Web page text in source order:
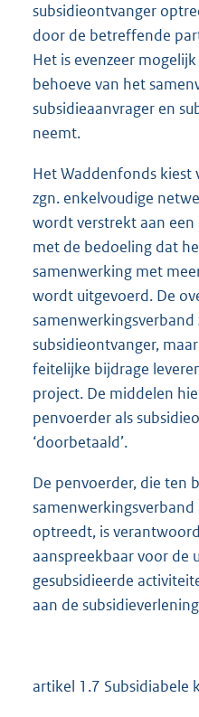
subsidieontvanger
door de betreffende
Het is evenzeer
behoeve van het
subsidieaanvrager en
neemt.
Het Waddenfonds kiest
zgn. enkelvoudige
wordt verstrekt aan
met de bedoeling dat
samenwerking met
wordt uitgevoerd. De
samenwerkingsverband
subsidieontvanger,
feitelijke bijdrage
project. De middelen
penvoerder als
‘doorbetaald’.
De penvoerder, die ten
optreedt, is
aanspreekbaar voor de
gesubsidieerde
aan de
artikel 1.7 Subsidiabele